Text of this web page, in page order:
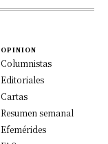
OPINION
Columnistas
Editoriales
Cartas
Resumen semanal
Efemérides